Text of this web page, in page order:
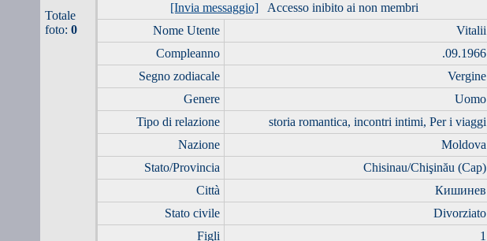
Totale
foto: 0
[Invia messaggio]Accesso inibito ai non membri
Nome Utente
Vitalii
Compleanno
.09.1966
Segno zodiacale
Vergine
Genere
Uomo
Tipo di relazione
storia romantica, incontri intimi, Per i viaggi
Nazione
Moldova
Stato/Provincia
Chisinau/Chişinău (Cap)
Città
Кишинев
Stato civile
Divorziato
Figli
1